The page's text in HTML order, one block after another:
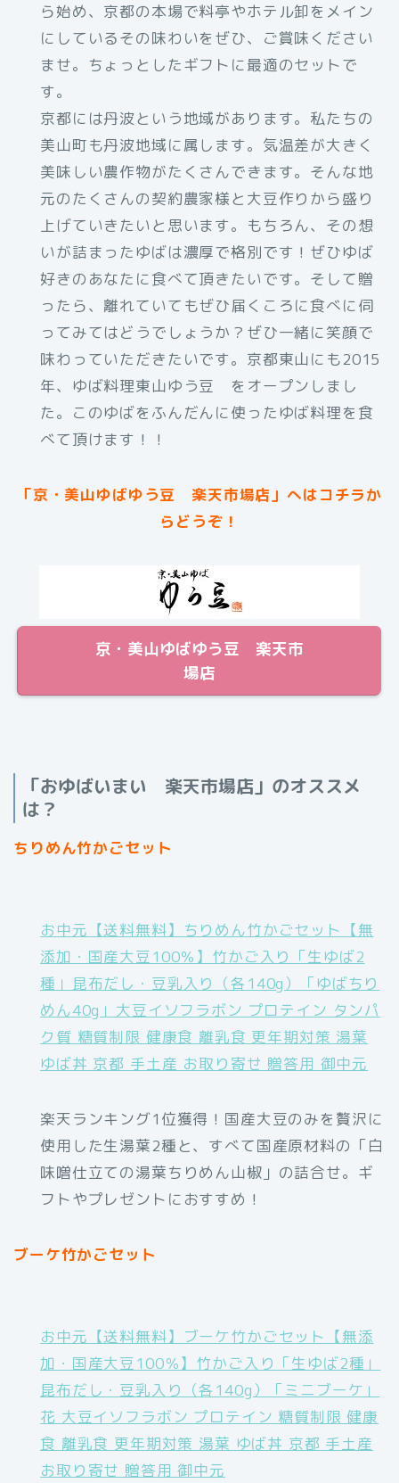
ら始め、京都の本場で料亭やホテル卸をメイン
にしているその味わいをぜひ、ご賞味ください
ませ。ちょっとしたギフトに最適のセットで
す。
京都には丹波という地域があります。私たちの
美山町も丹波地域に属します。気温差が大きく
美味しい農作物がたくさんできます。そんな地
元のたくさんの契約農家様と大豆作りから盛り
上げていきたいと思います。もちろん、その想
いが詰まったゆばは濃厚で格別です！ぜひゆば
好きのあなたに食べて頂きたいです。そして贈
ったら、離れていてもぜひ届くころに食べに伺
ってみてはどうでしょうか？ぜひ一緒に笑顔で
味わっていただきたいです。京都東山にも2015
年、ゆば料理東山ゆう豆 をオープンしまし
た。このゆばをふんだんに使ったゆば料理を食
べて頂けます！！
「京・美山ゆばゆう豆 楽天市場店」へはコチラか
らどうぞ！
京・美山ゆばゆう豆 楽天市
場店
「おゆばいまい 楽天市場店」のオススメ
は？
ちりめん竹かごセット
お中元【送料無料】ちりめん竹かごセット【無
添加・国産大豆100％】竹かご入り「生ゆば2
種」昆布だし・豆乳入り（各140g）「ゆばちり
めん40g」大豆イソフラボン プロテイン タンパ
ク質 糖質制限 健康食 離乳食 更年期対策 湯葉
ゆば丼 京都 手土産 お取り寄せ 贈答用 御中元
楽天ランキング1位獲得！国産大豆のみを贅沢に
使用した生湯葉2種と、すべて国産原材料の「白
味噌仕立ての湯葉ちりめん山椒」の詰合せ。ギ
フトやプレゼントにおすすめ！
ブーケ竹かごセット
お中元【送料無料】ブーケ竹かごセット【無添
加・国産大豆100％】竹かご入り「生ゆば2種」
昆布だし・豆乳入り（各140g）「ミニブーケ」
花 大豆イソフラボン プロテイン 糖質制限 健康
食 離乳食 更年期対策 湯葉 ゆば丼 京都 手土産
お取り寄せ 贈答用 御中元